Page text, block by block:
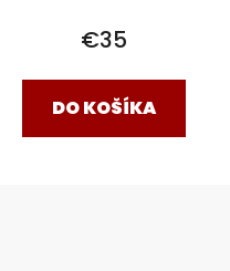
€35
DO KOŠÍKA